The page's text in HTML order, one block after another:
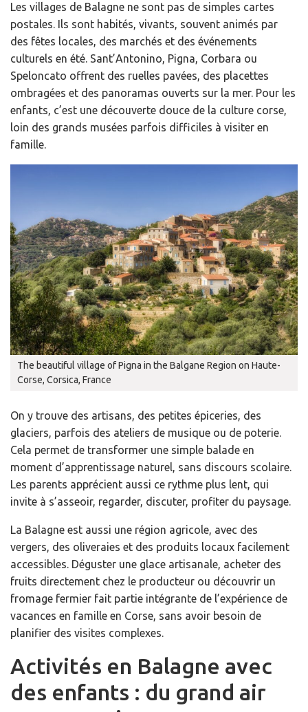
Les villages de Balagne ne sont pas de simples cartes
postales. Ils sont habités, vivants, souvent animés par
des fêtes locales, des marchés et des événements
culturels en été. Sant’Antonino, Pigna, Corbara ou
Speloncato offrent des ruelles pavées, des placettes
ombragées et des panoramas ouverts sur la mer. Pour les
enfants, c’est une découverte douce de la culture corse,
loin des grands musées parfois difficiles à visiter en
famille.
The beautiful village of Pigna in the Balgane Region on Haute-
Corse, Corsica, France
On y trouve des artisans, des petites épiceries, des
glaciers, parfois des ateliers de musique ou de poterie.
Cela permet de transformer une simple balade en
moment d’apprentissage naturel, sans discours scolaire.
Les parents apprécient aussi ce rythme plus lent, qui
invite à s’asseoir, regarder, discuter, profiter du paysage.
La Balagne est aussi une région agricole, avec des
vergers, des oliveraies et des produits locaux facilement
accessibles. Déguster une glace artisanale, acheter des
fruits directement chez le producteur ou découvrir un
fromage fermier fait partie intégrante de l’expérience de
vacances en famille en Corse, sans avoir besoin de
planifier des visites complexes.
Activités en Balagne avec
des enfants : du grand air